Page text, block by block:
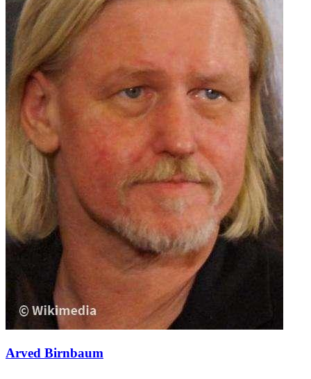
Arved Birnbaum